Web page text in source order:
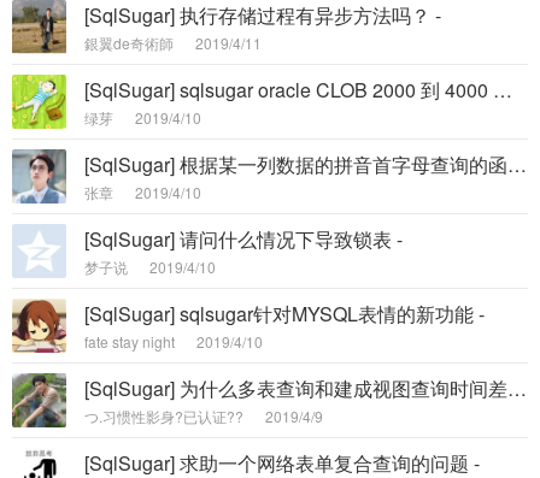
[SqlSugar] 执行存储过程有异步方法吗？ -
銀翼de奇術師 2019/4/11
[SqlSugar] sqlsugar oracle CLOB 2000 到 4000 报错 插入LONG列的LONG值赋值 -
绿芽 2019/4/10
[SqlSugar] 根据某一列数据的拼音首字母查询的函数？ -
张章 2019/4/10
[SqlSugar] 请问什么情况下导致锁表 -
梦子说 2019/4/10
[SqlSugar] sqlsugar针对MYSQL表情的新功能 -
fate stay night 2019/4/10
[SqlSugar] 为什么多表查询和建成视图查询时间差别这么大? -
つ.习惯性影身?已认证?? 2019/4/9
[SqlSugar] 求助一个网络表单复合查询的问题 -